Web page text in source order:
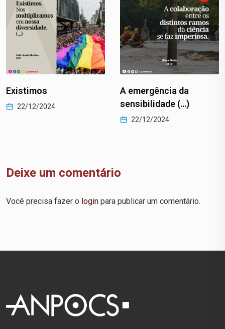
Existimos
22/12/2024
A emergência da
sensibilidade (…)
22/12/2024
Deixe um comentário
Você precisa fazer o login para publicar um comentário.